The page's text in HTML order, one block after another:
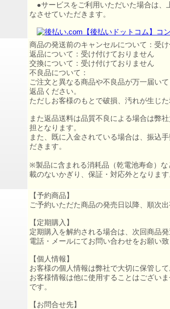
●サービスをご利用いただいた場合は、
なさせていただきます。
商品の発送前のキャンセルについて：受
返品について：受け付けておりません
交換について：受け付けておりません
不良品について：
ご注文と異なる商品や不良品が万一届い
返品ください。
ただしお客様のもとで破損、汚れが生じ
また返品送料は品質不良による場合は弊
担となります。
また、既に入金されている場合は、振込
だきます。
※製品に含まれる消耗品（乾電池寿命）
載のないかぎり、保証・対応外となります
【予約商品】
ご予約いただた商品の発売日以降、順次出
【定期購入】
定期購入を解約される場合は、次回商品
電話・メールにてお問い合わせをお願い致
【個人情報】
お客様の個人情報は弊社で大切に保管して
お客様情報は他に使用することはござい
です。
【お問合せ先】